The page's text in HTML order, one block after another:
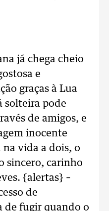
já chega cheio
e
graças à Lua
solteira pode
de amigos, e
inocente
vida a dois, o
sincero, carinho
{alertas} –
de
de fugir quando o